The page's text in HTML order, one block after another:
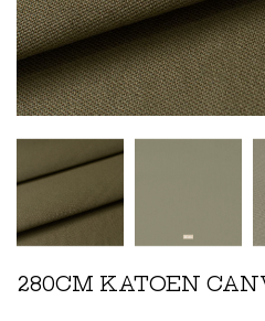
280CM KATOEN